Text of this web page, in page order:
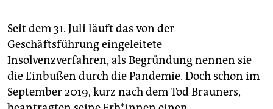
Seit dem 31. Juli läuft das von der
Geschäftsführung eingeleitete
Insolvenzverfahren, als Begründung nennen sie
die Einbußen durch die Pandemie. Doch schon im
September 2019, kurz nach dem Tod Brauners,